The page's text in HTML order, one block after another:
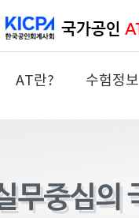
AT란? 수험정보